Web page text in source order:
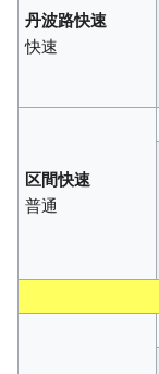
丹波路快速
快速
区間快速
普通